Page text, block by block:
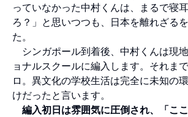
っていなかった中村くんは、まるで寝
ろ？」と思いつつも、日本を離れざる
た。
シンガポール到着後、中村くんは現
ョナルスクールに編入します。それま
ロ。異文化の学校生活は完全に未知の
けだったと言います。
編入初日は雰囲気に圧倒され、「こ